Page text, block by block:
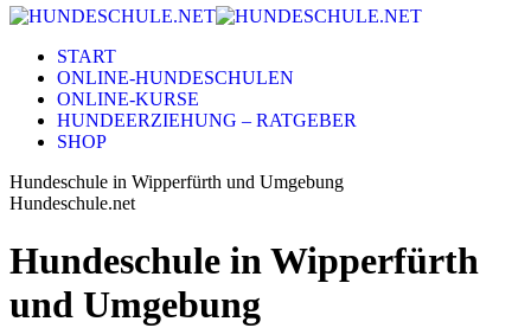
START
ONLINE-HUNDESCHULEN
ONLINE-KURSE
HUNDEERZIEHUNG – RATGEBER
SHOP
Hundeschule in Wipperfürth und Umgebung
Hundeschule.net
Hundeschule in Wipperfürth
und Umgebung